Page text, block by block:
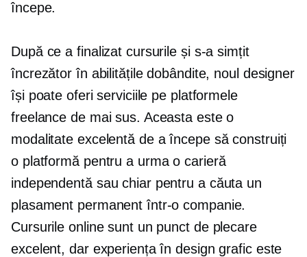
începe.
După ce a finalizat cursurile și s-a simțit
încrezător în abilitățile dobândite, noul designer
își poate oferi serviciile pe platformele
freelance de mai sus. Aceasta este o
modalitate excelentă de a începe să construiți
o platformă pentru a urma o carieră
independentă sau chiar pentru a căuta un
plasament permanent într-o companie.
Cursurile online sunt un punct de plecare
excelent, dar experiența în design grafic este